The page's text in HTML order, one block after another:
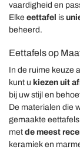
vaardigheid en
Elke eettafel is
beheerd.
Eettafels op
In de ruime keuze
kunt u kiezen uit
bij uw stijl en
De materialen die
gemaakte
met de meest
keramiek en